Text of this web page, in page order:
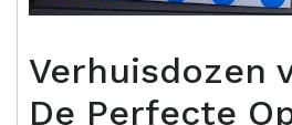
Verhuisdozen
De Perfecte